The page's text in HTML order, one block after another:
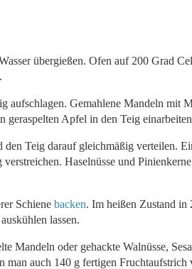
übergießen. Ofen auf 200 Grad
aufschlagen. Gemahlene Mandeln mit
geraspelten Apfel in den Teig
den Teig darauf gleichmäßig verteilen.
Haselnüsse und
Schiene backen. Im heißen Zustand in
lassen.
Mandeln oder gehackte Walnüsse,
man auch 140 g fertigen Fruchtaufstrich